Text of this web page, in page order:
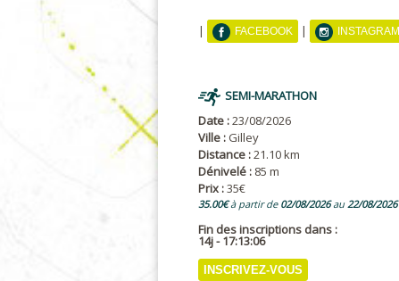
| FACEBOOK | INSTAGRAM
SEMI-MARATHON
Date :23/08/2026
Ville : Gilley
Distance :21.10 km
Dénivelé : 85 m
Prix :35€
35.00€à partir de 02/08/2026au 22/08/2026
Fin des inscriptions dans :
14j - 17:13:05
INSCRIVEZ-VOUS